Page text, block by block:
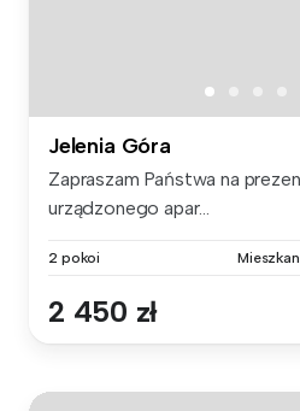
Jelenia Góra
Zapraszam Państwa na
urządzonego apar...
2 pokoi
2 450 zł